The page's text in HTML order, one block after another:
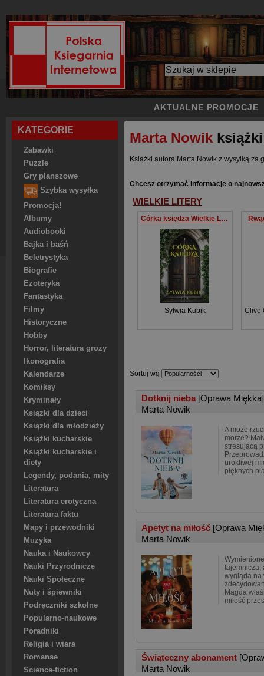
AKTUALNE PROMOCJE
KATEGORIE
Zabawki
Puzzle
Gry planszowe
Szybka wysyłka
Promocja!
Albumy
Audiobooki
Bajka i baśń
Beletrystyka
Biografie
Ezoteryka
Fantastyka
Filmy
Historyczne
Hobby
Horror, literatura grozy
Ikonografia
Kalendarze
Komiksy
Kryminały
Ksiązki dla dzieci
Ksiązki dla młodzieży
Książki kucharskie
Książki kucharskie i
diety
Legendy, podania, mity
Literatura
Literatura erotyczna
Literatura faktu
Mapy i przewodniki
Muzyka
Nauka i Naukowcy
Nauki Przyrodnicze
Nauki Społeczne
Nuty i śpiewniki
Podręczniki szkolne
Popularno-naukowe
Poradniki
Religia i wiara
Romanse
Science-fiction
Marta Nowik książki
Książki autora Marta Nowik z wysyłką za
Chcesz otrzymać informacje o
WIELKIE LITERY
Córka księdza Wielkie Litery
Sylwia Kubik Clive
Sortuj wg
Dotknij nieba [Oprawa Miękka]
Marta Nowik
A może
morze?
stresującą
urokliwej
pięknych
Apetyt na miłość [Oprawa
Marta Nowik
tajemnicza,
wygląda na
Magda
miłość
Świąteczny abonament
Marta Nowik